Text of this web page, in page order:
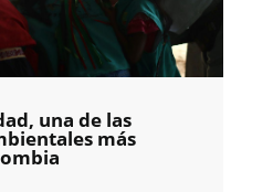
una de las
más